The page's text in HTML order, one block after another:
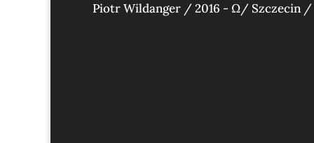
Piotr Wildanger / 2016 - Ω/ Szczecin